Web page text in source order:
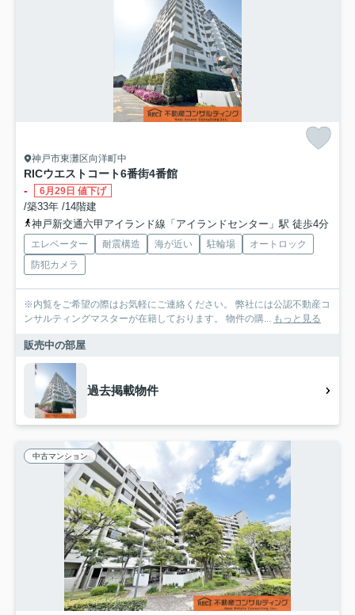
神戸市東灘区向洋町中
RICウエストコート6番街4番館
-
6月29日 値下げ
/築33年 /14階建
神戸新交通六甲アイランド線「アイランドセンター」駅 徒歩4分
エレベーター 耐震構造 海が近い 駐輪場
オートロック
防犯カメラ
※内覧をご希望の際はお気軽にご連絡ください。 弊社には公認不動産コ
ンサルティングマスターが在籍しております。 物件の購... もっと見る
販売中の部屋
過去掲載物件
中古マンション